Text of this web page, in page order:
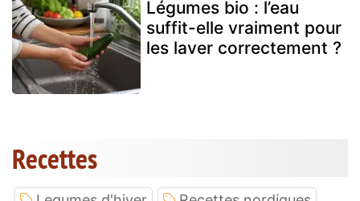
Légumes bio : l’eau
suffit-elle vraiment pour
les laver correctement ?
Recettes